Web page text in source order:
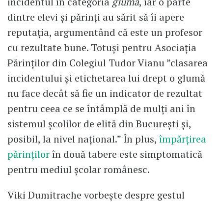
dintre elevi și părinți au sărit să îi apere
reputația, argumentând că este un profesor
cu rezultate bune. Totuși pentru Asociația
Părinților din Colegiul Tudor Vianu ”clasarea
incidentului și etichetarea lui drept o glumă
nu face decât să fie un indicator de rezultat
pentru ceea ce se întâmplă de mulți ani în
sistemul școlilor de elită din București și,
posibil, la nivel național.” În plus, împărțirea
părințilorîn două tabere este simptomatică
pentru mediul școlar românesc.
Viki Dumitrache vorbește despre gestul